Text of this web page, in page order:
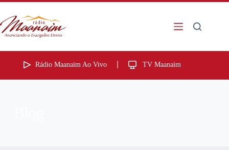
Rádio Maanaim Ao Vivo TV Maanaim